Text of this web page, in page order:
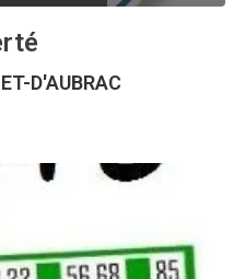
D'AUBRAC